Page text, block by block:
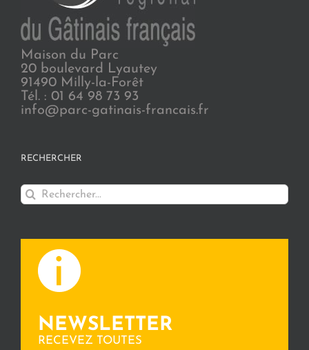
Maison du Parc
20 boulevard Lyautey
91490 Milly-la-Forêt
Tél. : 01 64 98 73 93
info@parc-gatinais-francais.fr
RECHERCHER
Rechercher:
NEWSLETTER
RECEVEZ TOUTES